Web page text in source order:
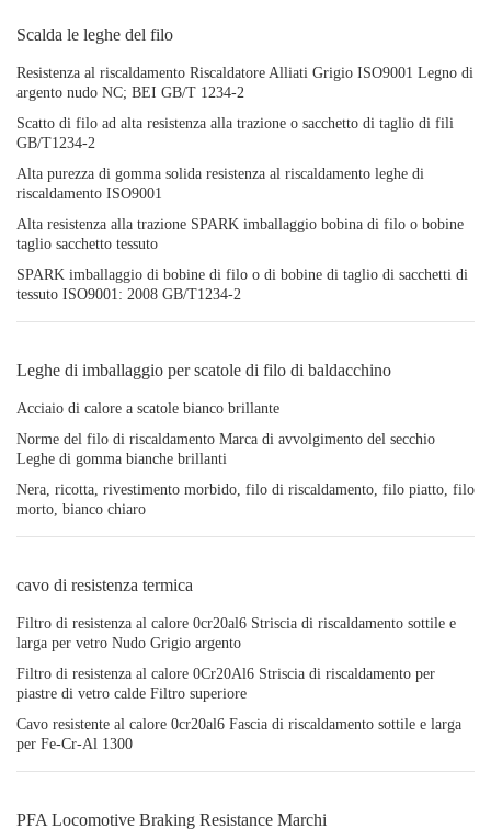
Scalda le leghe del filo
Resistenza al riscaldamento Riscaldatore Alliati Grigio ISO9001 Legno di
argento nudo NC; BEI GB/T 1234-2
Scatto di filo ad alta resistenza alla trazione o sacchetto di taglio di fili
GB/T1234-2
Alta purezza di gomma solida resistenza al riscaldamento leghe di
riscaldamento ISO9001
Alta resistenza alla trazione SPARK imballaggio bobina di filo o bobine
taglio sacchetto tessuto
SPARK imballaggio di bobine di filo o di bobine di taglio di sacchetti di
tessuto ISO9001: 2008 GB/T1234-2
Leghe di imballaggio per scatole di filo di baldacchino
Acciaio di calore a scatole bianco brillante
Norme del filo di riscaldamento Marca di avvolgimento del secchio
Leghe di gomma bianche brillanti
Nera, ricotta, rivestimento morbido, filo di riscaldamento, filo piatto, filo
morto, bianco chiaro
cavo di resistenza termica
Filtro di resistenza al calore 0cr20al6 Striscia di riscaldamento sottile e
larga per vetro Nudo Grigio argento
Filtro di resistenza al calore 0Cr20Al6 Striscia di riscaldamento per
piastre di vetro calde Filtro superiore
Cavo resistente al calore 0cr20al6 Fascia di riscaldamento sottile e larga
per Fe-Cr-Al 1300
PFA Locomotive Braking Resistance Marchi